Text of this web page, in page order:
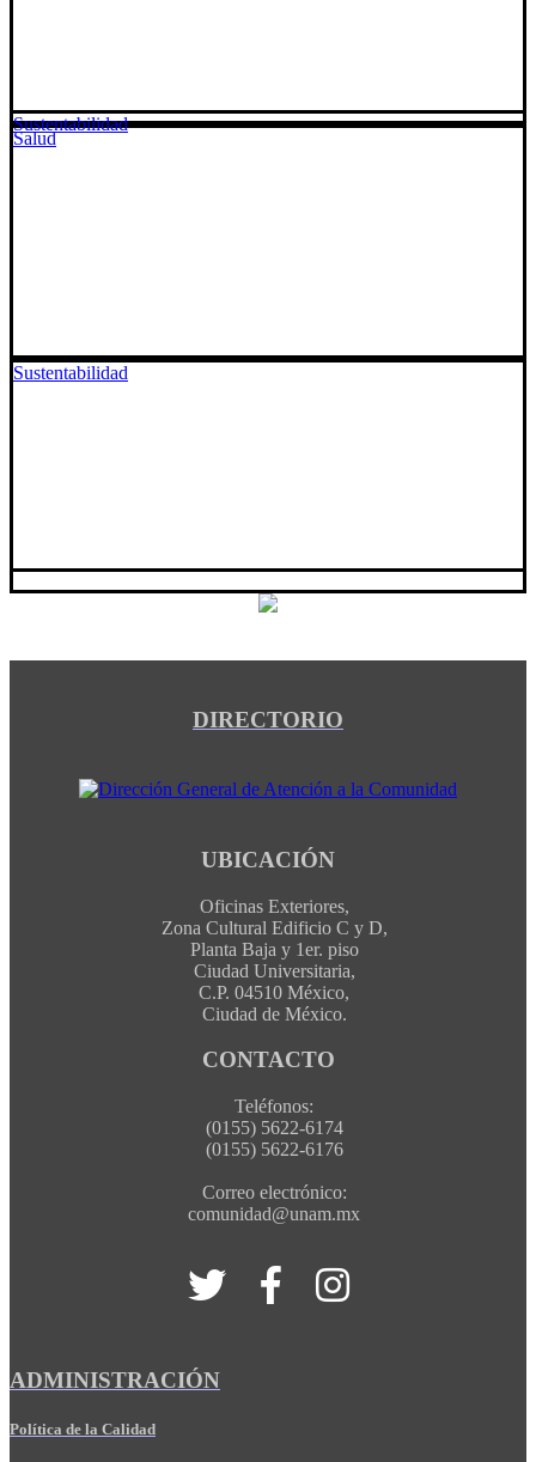
Salud
Sustentabilidad
Sustentabilidad
DIRECTORIO
UBICACIÓN
Oficinas Exteriores,
Zona Cultural Edificio C y D,
Planta Baja y 1er. piso
Ciudad Universitaria,
C.P. 04510 México,
Ciudad de México.
CONTACTO
Teléfonos:
(0155) 5622-6174
(0155) 5622-6176
Correo electrónico:
comunidad@unam.mx
ADMINISTRACIÓN
Política de la Calidad